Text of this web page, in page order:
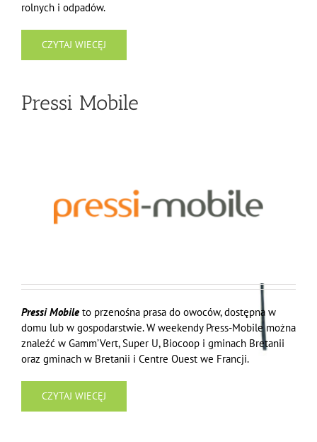
rolnych i odpadów.
CZYTAJ WIECĘJ
Pressi Mobile
Pressi Mobile to przenośna prasa do owoców, dostępna w
domu lub w gospodarstwie. W weekendy Press-Mobile można
znaleźć w Gamm’Vert, Super U, Biocoop i gminach Bretanii
oraz gminach w Bretanii i Centre Ouest we Francji.
CZYTAJ WIECĘJ